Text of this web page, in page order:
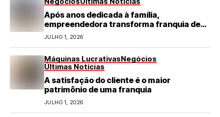
Após anos dedicada à família,
empreendedora transforma franquia de
turismo em negócio de destaque no RN
JULHO 1, 2026
Máquinas LucrativasNegócios
Últimas Notícias
A satisfação do cliente é o maior
patrimônio de uma franquia
JULHO 1, 2026